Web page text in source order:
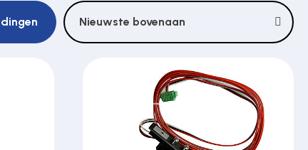
Nieuwste bovenaan